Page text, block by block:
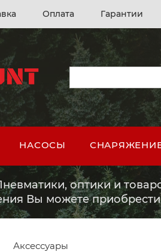
Оплата Гарантии
НАСОСЫ
оптики и
Вы можете
Аксессуары